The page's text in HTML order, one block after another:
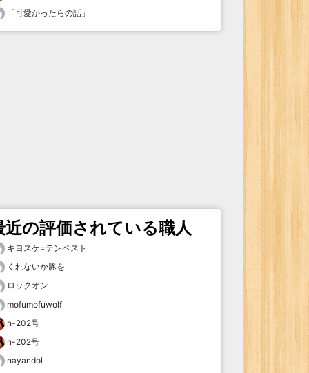
「可愛かったらの話 」
近の評価されている職人
キヨスケ=テンペスト
くれないか豚を
ロックオン
mofumofuwolf
n-202号
n-202号
nayandol